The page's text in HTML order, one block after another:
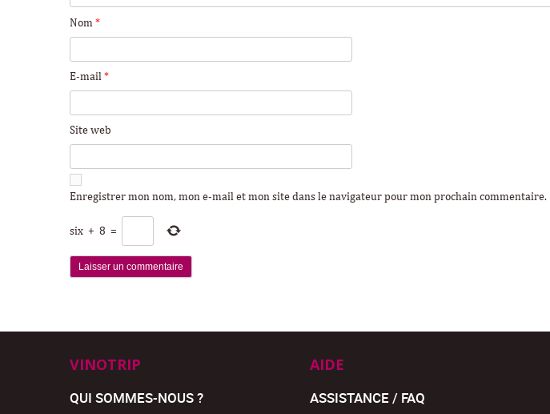
Nom *
E-mail *
Site web
Enregistrer mon nom, mon e-mail et mon site dans le navigateur pour mon prochain commentaire.
six + 8 =
VINOTRIP
QUI SOMMES-NOUS ?
AIDE
ASSISTANCE / FAQ